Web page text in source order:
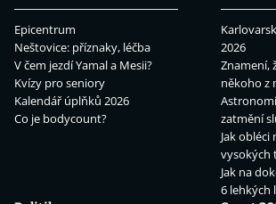
Epicentrum
Neštovice: příznaky, léčba
V čem jezdí Yamal a Mesii?
Kvízy pro seniory
Kalendář úplňků 2026
Co je bodycount?
2026
Znamení,
někoho z
zatmění
Jak
vysokých
Jak na
6 lehkých